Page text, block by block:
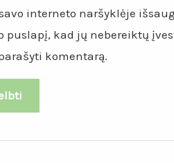
interneto naršyklėje
puslapį, kad jų nebereiktų
komentarą.